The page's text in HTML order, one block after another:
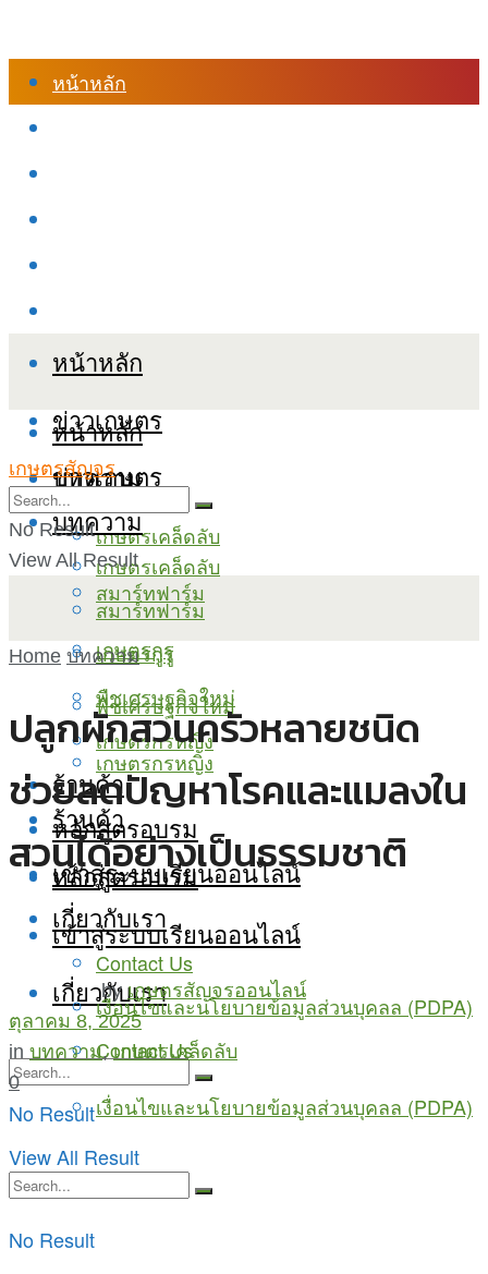
หน้าหลัก
หน้าหลัก
ข่าวเกษตร
บทความ
เกษตรเคล็ดลับ
สมาร์ทฟาร์ม
เกษตรกูรู
พืชเศรษฐกิจใหม่
เกษตรกรหญิง
ร้านค้า
หลักสูตรอบรม
เข้าสู่ระบบเรียนออนไลน์
เกี่ยวกับเรา
Contact Us
เงื่อนไขและนโยบายข้อมูลส่วนบุคลล (PDPA)
No Result
หน้าหลัก
ข่าวเกษตร
บทความ
เกษตรเคล็ดลับ
สมาร์ทฟาร์ม
เกษตรกูรู
พืชเศรษฐกิจใหม่
เกษตรกรหญิง
ร้านค้า
หลักสูตรอบรม
เข้าสู่ระบบเรียนออนไลน์
เกี่ยวกับเรา
Contact Us
เงื่อนไขและนโยบายข้อมูลส่วนบุคลล (PDPA)
No Result
View All Result
เกษตรสัญจร
No Result
View All Result
Home บทความ
ปลูกผักสวนครัวหลายชนิด
ช่วยลดปัญหาโรคและแมลงใน
สวนได้อย่างเป็นธรรมชาติ
by เกษตรสัญจรออนไลน์
ตุลาคม 8, 2025
in บทความ,เกษตรเคล็ดลับ
0